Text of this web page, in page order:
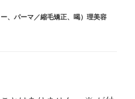
、 パーマ／縮毛矯正、
喝）理美容